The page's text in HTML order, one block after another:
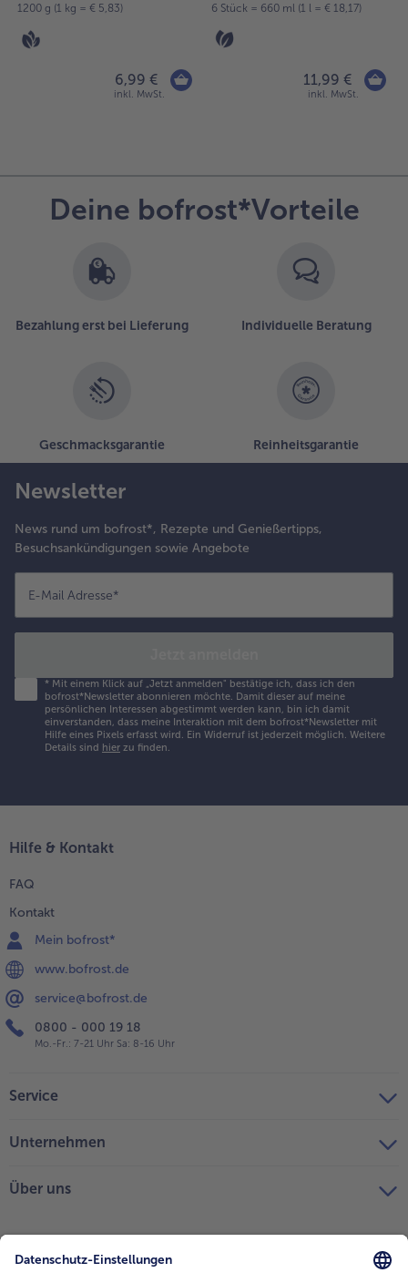
1200 g (1 kg = € 5,83)
6,99 €
inkl. MwSt.
6 Stück = 660 ml (1 l = € 18,17)
11,99 €
inkl. MwSt.
Deine bofrost*Vorteile
Bezahlung erst bei Lieferung Individuelle Beratung
Geschmacksgarantie Reinheitsgarantie
Newsletter
News rund um bofrost*, Rezepte und Genießertipps,
Besuchsankündigungen sowie Angebote
E-Mail Adresse*
* Mit einem Klick auf „Jetzt anmelden" bestätige ich, dass ich den
bofrost*Newsletter abonnieren möchte. Damit dieser auf meine
persönlichen Interessen abgestimmt werden kann, bin ich damit
einverstanden, dass meine Interaktion mit dem bofrost*Newsletter mit
Hilfe eines Pixels erfasst wird. Ein Widerruf ist jederzeit möglich. Weitere
Details sind hier zu finden.
Hilfe & Kontakt
FAQ
Kontakt
Mein bofrost*
www.bofrost.de
service@bofrost.de
0800 - 000 19 18
Mo.-Fr.: 7-21 Uhr Sa: 8-16 Uhr
Service
Unternehmen
Über uns